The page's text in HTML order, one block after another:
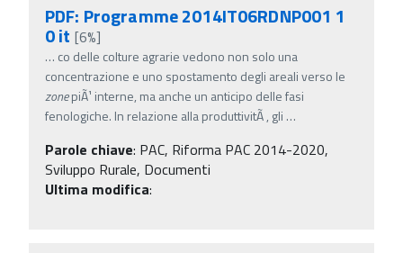
PDF: Programme 2014IT06RDNP001 1
0 it [6%]
… co delle colture agrarie vedono non solo una
concentrazione e uno spostamento degli areali verso le
zonepiÃ¹ interne, ma anche un anticipo delle fasi
fenologiche. In relazione alla produttivitÃ , gli …
Parole chiave: PAC, Riforma PAC 2014-2020,
Sviluppo Rurale, Documenti
Ultima modifica: